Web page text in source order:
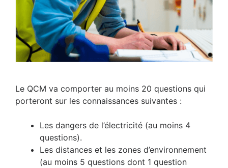
Le QCM va comporter au moins 20 questions qui
porteront sur les connaissances suivantes :
Les dangers de l’électricité (au moins 4
questions).
Les distances et les zones d’environnement
(au moins 5 questions dont 1 question